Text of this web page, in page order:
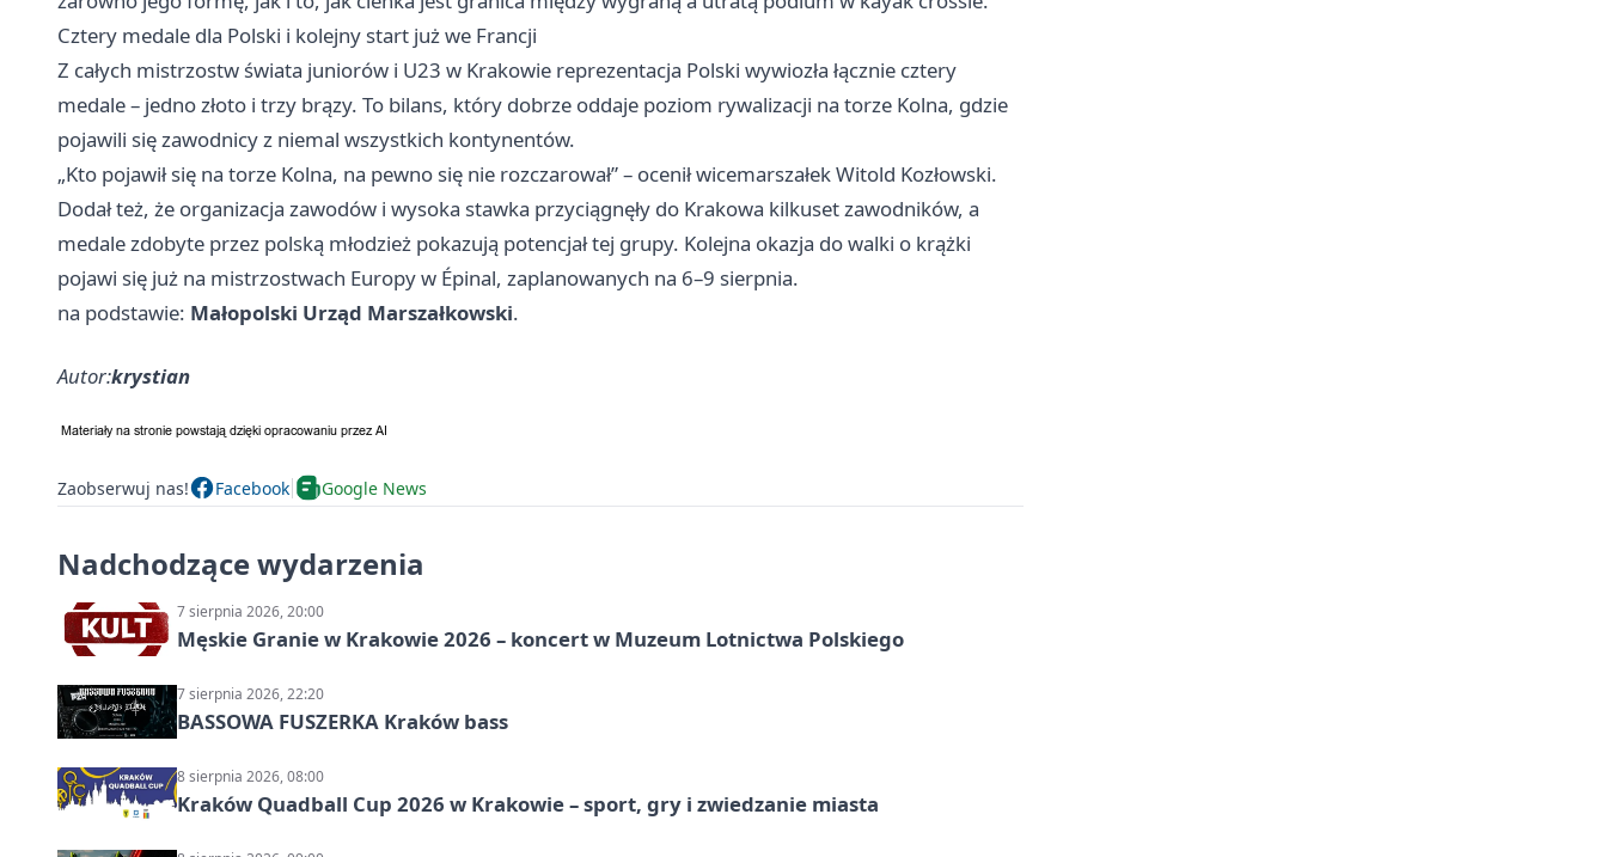
Cztery medale dla Polski i kolejny start już we Francji
Z całych mistrzostw świata juniorów i U23 w Krakowie reprezentacja Polski wywiozła łącznie cztery
medale – jedno złoto i trzy brązy. To bilans, który dobrze oddaje poziom rywalizacji na torze Kolna, gdzie
pojawili się zawodnicy z niemal wszystkich kontynentów.
„Kto pojawił się na torze Kolna, na pewno się nie rozczarował” – ocenił wicemarszałek Witold Kozłowski.
Dodał też, że organizacja zawodów i wysoka stawka przyciągnęły do Krakowa kilkuset zawodników, a
medale zdobyte przez polską młodzież pokazują potencjał tej grupy. Kolejna okazja do walki o krążki
pojawi się już na mistrzostwach Europy w Épinal, zaplanowanych na 6–9 sierpnia.
na podstawie: Małopolski Urząd Marszałkowski.
Autor:krystian
Zaobserwuj nas! Facebook Google News
Nadchodzące wydarzenia
7 sierpnia 2026, 20:00
Męskie Granie w Krakowie 2026 – koncert w Muzeum Lotnictwa Polskiego
7 sierpnia 2026, 22:20
BASSOWA FUSZERKA Kraków bass
8 sierpnia 2026, 08:00
Kraków Quadball Cup 2026 w Krakowie – sport, gry i zwiedzanie miasta